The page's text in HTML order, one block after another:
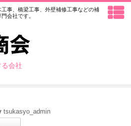
事、橋梁工事、外壁補修工事などの補
会社です。
会社
tsukasyo_admin